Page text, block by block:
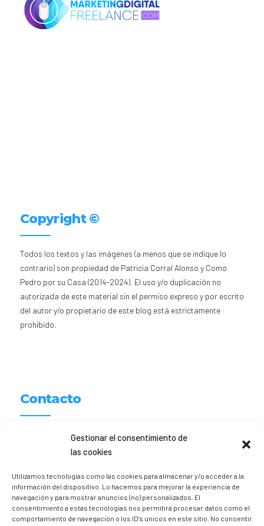
Gestionar el consentimiento de
las cookies
Utilizamos tecnologías como las cookies para almacenar y/o acceder a la
información del dispositivo. Lo hacemos para mejorar la experiencia de
navegación y para mostrar anuncios (no) personalizados. El
consentimiento a estas tecnologías nos permitirá procesar datos como el
comportamiento de navegación o los ID's únicos en este sitio. No consentir
Copyright ©
Todos los textos y las imágenes (a menos que se indique lo
contrario) son propiedad de Patricia Corral Alonso y Como
Pedro por su Casa (2014-2024). El uso y/o duplicación no
autorizada de este material sin el permiso expreso y por escrito
del autor y/o propietario de este blog está estrictamente
prohibido.
Contacto
Patricia Corral
hola [@] comopedroporsucasa.com
611 156 674
Instagram@trizia_comopedroporsucasa